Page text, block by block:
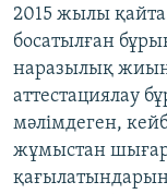
2015 жылы қайта
босатылған
наразылық
аттестациялау
мәлімдеген,
жұмыстан